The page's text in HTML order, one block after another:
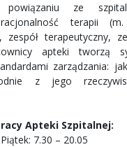
ze
terapii
zespół terapeutyczny,
apteki tworzą
zarządzania:
z jego
Apteki Szpitalnej:
7.30 – 20.05